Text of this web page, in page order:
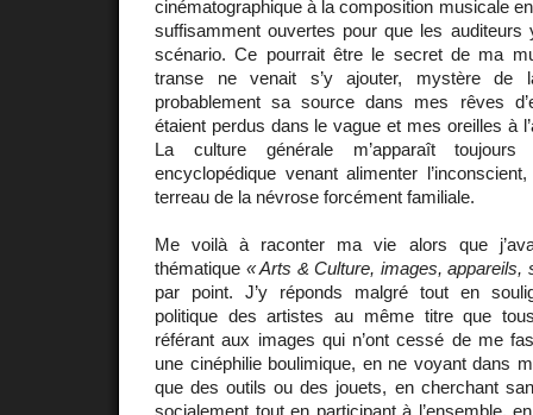
cinématographique à la composition musicale
suffisamment ouvertes pour que les auditeurs
scénario. Ce pourrait être le secret de ma
transe ne venait s’y ajouter, mystère de
probablement sa source dans mes rêves
étaient perdus dans le vague et mes oreilles à
La culture générale m’apparaît
encyclopédique venant alimenter
terreau de la névrose forcément familiale.
Me voilà à raconter ma vie alors que
thématique « Arts & Culture, images, appareils,
par point. J’y réponds malgré tout en
politique des artistes au même titre que
référant aux images qui n’ont cessé de me
une cinéphilie boulimique, en ne voyant dans
que des outils ou des jouets, en cherchant